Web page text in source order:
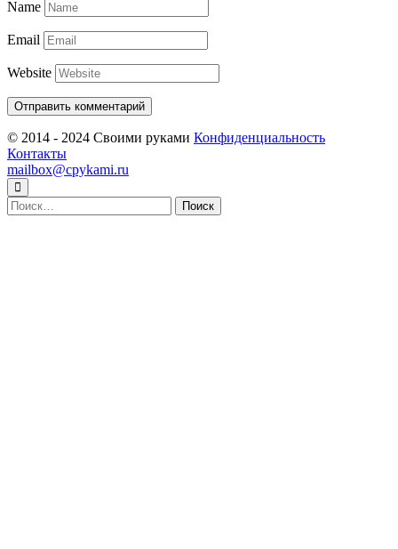
Name
Email
Website
© 2014 - 2024 Своими руками Конфиденциальность
Контакты
mailbox@cpykami.ru
Найти: